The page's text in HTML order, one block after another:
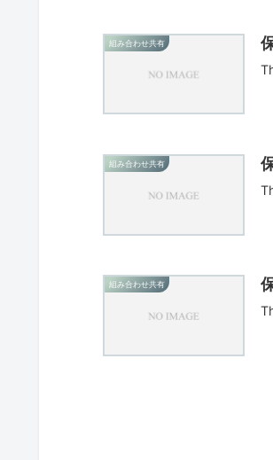
組み合わせ共有
組み合わせ共有
組み合わせ共有